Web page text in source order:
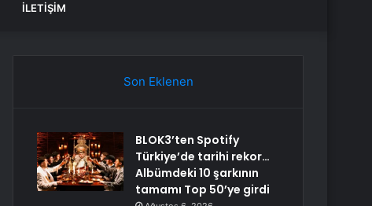
İLETIŞIM
Son Eklenen
BLOK3’ten Spotify
Türkiye’de tarihi rekor…
Albümdeki 10 şarkının
tamamı Top 50’ye girdi